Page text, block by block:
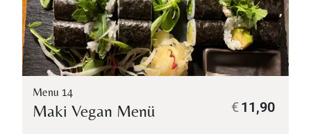
Menu 14
Maki Vegan Menü 11,90
€